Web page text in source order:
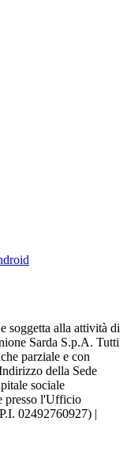
soggetta alla attività di
Sarda S.p.A. Tutti
parziale e con
della Sede
sociale
presso l'Ufficio
02492760927) |